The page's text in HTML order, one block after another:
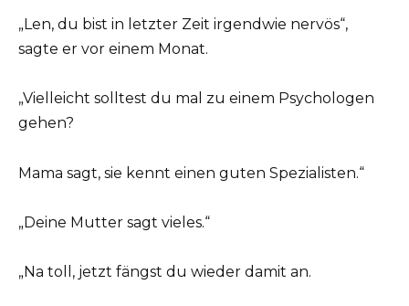
„Len, du bist in letzter Zeit irgendwie nervös“,
sagte er vor einem Monat.
„Vielleicht solltest du mal zu einem Psychologen
gehen?
Mama sagt, sie kennt einen guten Spezialisten.“
„Deine Mutter sagt vieles.“
„Na toll, jetzt fängst du wieder damit an.